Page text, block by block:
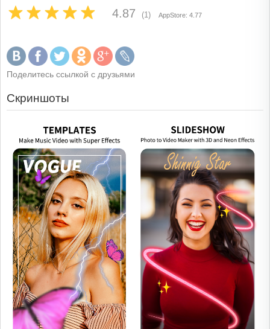
4.87 (1) AppStore: 4.77
Поделитесь ссылкой с друзьями
Скриншоты